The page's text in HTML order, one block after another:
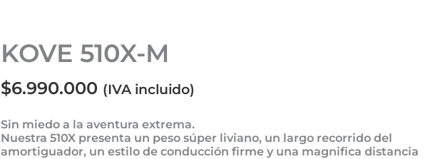
KOVE 510X-M
$6.990.000 (IVA incluido)
Sin miedo a la aventura extrema.
Nuestra 510X presenta un peso súper liviano, un largo recorrido del
amortiguador, un estilo de conducción firme y una magnifica distancia